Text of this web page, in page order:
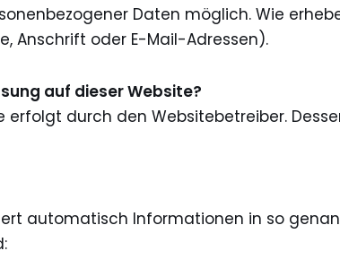
Daten möglich. Wie
Anschrift oder E-Mail-Adressen).
auf dieser Website?
durch den Websitebetreiber.
automatisch Informationen in so